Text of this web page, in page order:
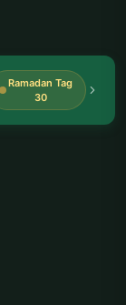
Ramadan Tag
30